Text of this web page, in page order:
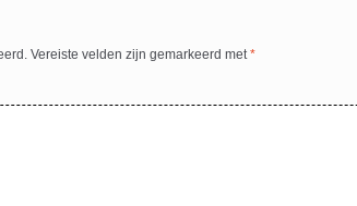
Vereiste velden zijn gemarkeerd met*